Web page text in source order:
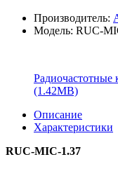
Производитель:
Модель: RUC-
(1.42MB)
Описание
Характеристики
RUC-MIC-1.37